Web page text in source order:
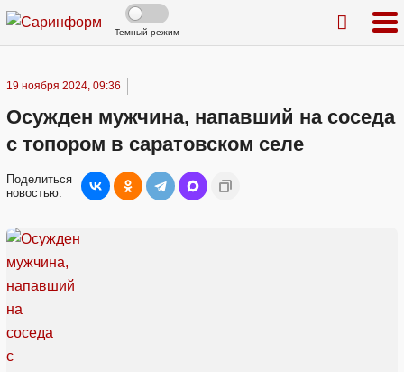
Темный режим
19 ноября 2024, 09:36
Осужден мужчина, напавший на соседа
с топором в саратовском селе
Поделиться
новостью: